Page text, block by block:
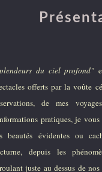
du ciel profond"
offerts par la voûte
de mes
pratiques, je
beautés évidentes ou
depuis les
juste au dessus de